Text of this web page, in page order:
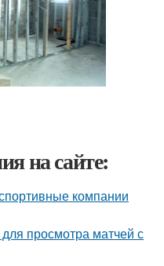
на сайте:
компании
просмотра матчей с